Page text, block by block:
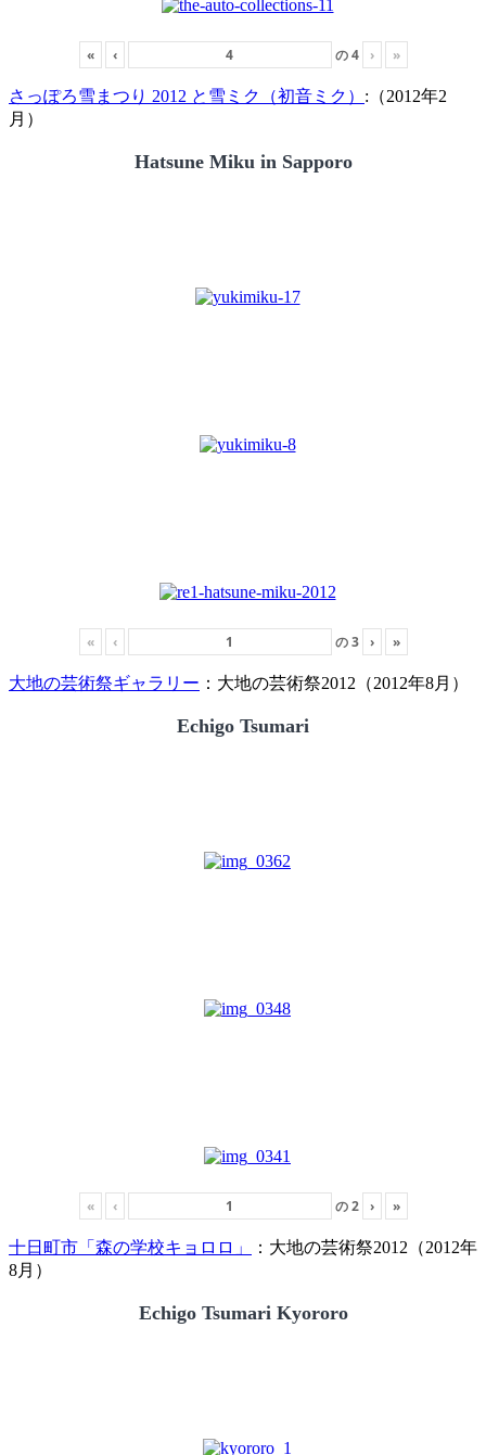
« ‹ の4 › »
さっぽろ雪まつり 2012 と雪ミク（初音ミク） :（2012年2
月）
Hatsune Miku in Sapporo
« ‹ の3 › »
大地の芸術祭ギャラリー ：大地の芸術祭2012（2012年8月）
Echigo Tsumari
« ‹ の2 › »
十日町市「森の学校キョロロ」
：大地の芸術祭2012（2012年
8月）
Echigo Tsumari Kyororo